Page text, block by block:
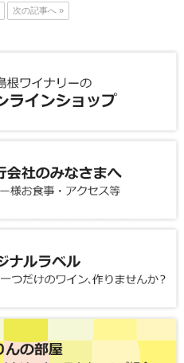
次の記事へ »